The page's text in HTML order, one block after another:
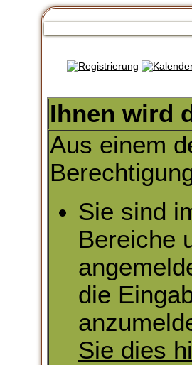
Ihnen wird
Aus einem
Sie sind
Bereiche
die
Sie dies